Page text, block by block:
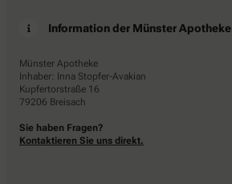
Information der Münster Apotheke
Münster Apotheke
Inhaber: Inna Stopfer-Avakian
Kupfertorstraße 16
79206 Breisach
Sie haben Fragen?
Kontaktieren Sie uns direkt.